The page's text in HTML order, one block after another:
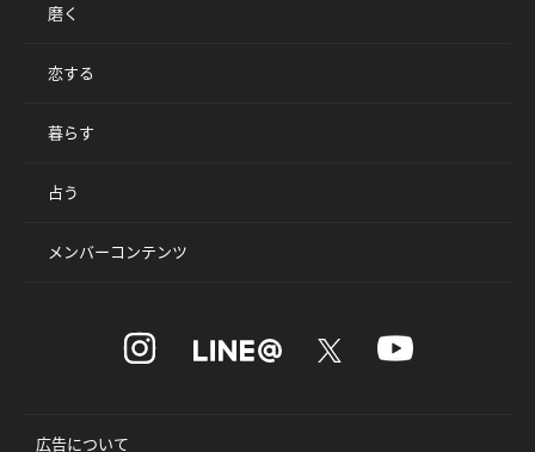
磨く
恋する
暮らす
占う
メンバーコンテンツ
広告について